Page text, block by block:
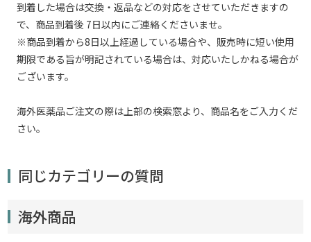
到着した場合は交換・返品などの対応をさせていただきますの
で、商品到着後 7日以内にご連絡くださいませ。
※商品到着から8日以上経過している場合や、販売時に短い使用
期限である旨が明記されている場合は、対応いたしかねる場合が
ございます。
海外医薬品ご注文の際は上部の検索窓より、商品名をご入力くだ
さい。
同じカテゴリーの質問
海外商品